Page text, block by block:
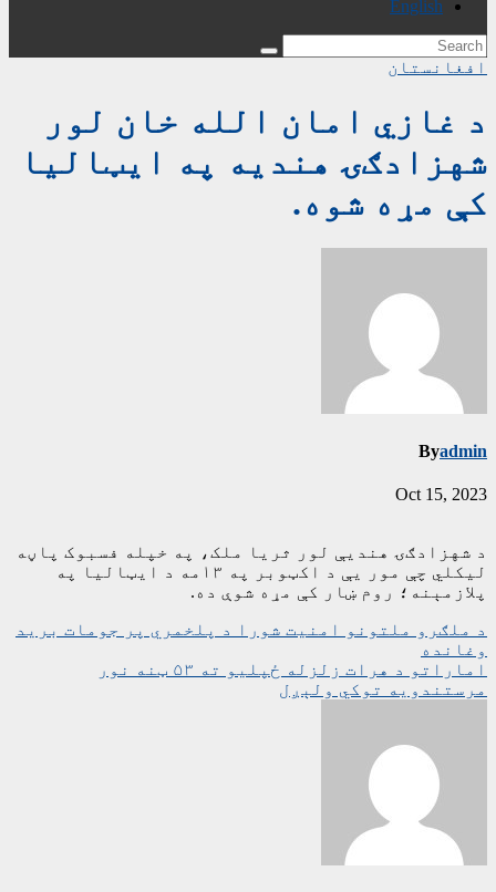
English
افغانستان
د غازي امان الله خان لور
شهزادګۍ هندیه په ایټالیا
کې مړه شوه.
Byadmin
Oct 15, 2023
د شهزادګۍ هندیې لور ثریا ملک، په خپله فسبوک پاڼه
لیکلي چې مور یې د اکټوبر په ۱۳مه د ایټالیا په
پلازمېنه؛ روم ښار کې مړه شوې ده.
ليکنه
چليدنه
د ملګرو ملتونو امنیت شورا د پلخمري پر جومات برید
وغانده
اماراتو د هرات زلزله ځپلیو ته ۵۳ ټنه نور
مرستندویه توکي ولېږل